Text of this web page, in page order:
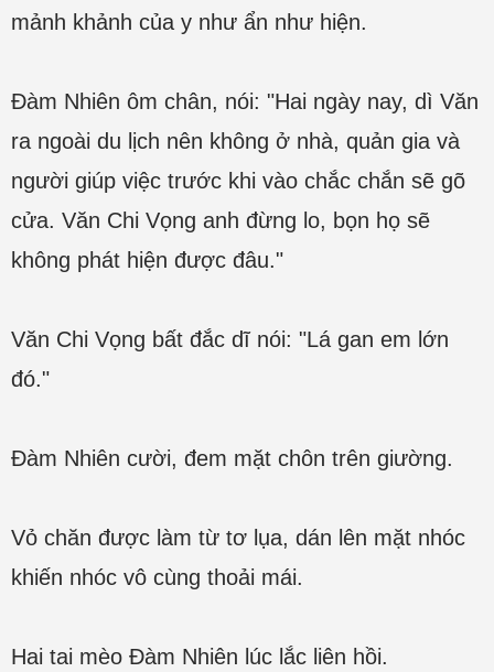
mảnh khảnh của y như ẩn như hiện.
Đàm Nhiên ôm chân, nói: "Hai ngày nay, dì Văn
ra ngoài du lịch nên không ở nhà, quản gia và
người giúp việc trước khi vào chắc chắn sẽ gõ
cửa. Văn Chi Vọng anh đừng lo, bọn họ sẽ
không phát hiện được đâu."
Văn Chi Vọng bất đắc dĩ nói: "Lá gan em lớn
đó."
Đàm Nhiên cười, đem mặt chôn trên giường.
Vỏ chăn được làm từ tơ lụa, dán lên mặt nhóc
khiến nhóc vô cùng thoải mái.
Hai tai mèo Đàm Nhiên lúc lắc liên hồi.